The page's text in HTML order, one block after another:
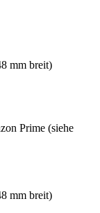
mm breit)
Prime (siehe
mm breit)